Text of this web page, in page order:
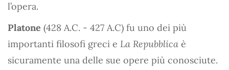
l’opera.
Platone (428 A.C. - 427 A.C) fu uno dei più
importanti filosofi greci e La Repubblica è
sicuramente una delle sue opere più conosciute.